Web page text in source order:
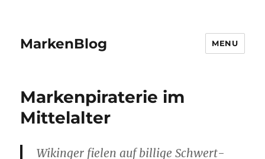
MarkenBlog MENU
Markenpiraterie im
Mittelalter
Wikinger fielen auf billige Schwert-